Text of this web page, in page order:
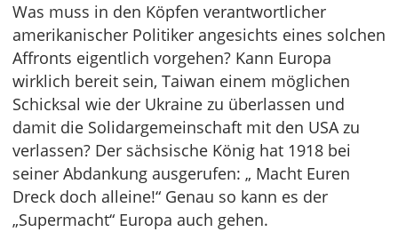
Was muss in den Köpfen verantwortlicher
amerikanischer Politiker angesichts eines solchen
Affronts eigentlich vorgehen? Kann Europa
wirklich bereit sein, Taiwan einem möglichen
Schicksal wie der Ukraine zu überlassen und
damit die Solidargemeinschaft mit den USA zu
verlassen? Der sächsische König hat 1918 bei
seiner Abdankung ausgerufen: „ Macht Euren
Dreck doch alleine!“ Genau so kann es der
„Supermacht“ Europa auch gehen.